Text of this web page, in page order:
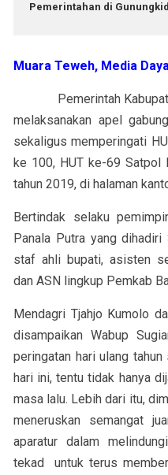
Pemerintahan di
Muara Teweh, Media
Pemerintah Kabupaten
melaksanakan apel
sekaligus memperingati
ke 100, HUT ke-69 Satpol
tahun 2019, di halaman
Bertindak selaku
Panala Putra yang
staf ahli bupati, asisten
dan ASN lingkup Pemkab
Mendagri Tjahjo Kumolo
disampaikan Wabup
peringatan hari ulang
hari ini, tentu tidak hanya
masa lalu. Lebih dari itu,
meneruskan semangat
aparatur dalam
tekad untuk terus